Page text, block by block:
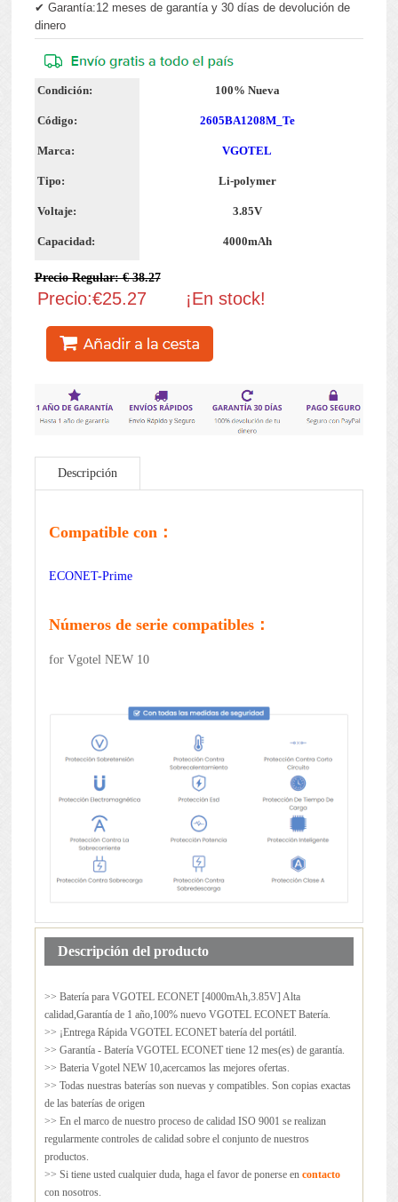
✔ Garantía:12 meses de garantía y 30 días de devolución de
dinero
Condición: 100% Nueva
Código: 2605BA1208M_Te
Marca: VGOTEL
Tipo: Li-polymer
Voltaje: 3.85V
Capacidad: 4000mAh
Precio Regular: € 38.27
Precio:€25.27 ¡En stock!
Descripción
Compatible con：
ECONET-Prime
Números de serie compatibles：
for Vgotel NEW 10
Descripción del producto
>> Batería para VGOTEL ECONET[4000mAh,3.85V] Alta
calidad,Garantía de 1 año,100% nuevo VGOTEL ECONET Batería.
>> ¡Entrega Rápida VGOTEL ECONET batería del portátil.
>> Garantía - Batería VGOTEL ECONET tiene 12 mes(es) de garantía.
>> Bateria Vgotel NEW 10,acercamos las mejores ofertas.
>> Todas nuestras baterías son nuevas y compatibles. Son copias exactas
de las baterías de origen
>> En el marco de nuestro proceso de calidad ISO 9001 se realizan
regularmente controles de calidad sobre el conjunto de nuestros
productos.
>> Si tiene usted cualquier duda, haga el favor de ponerse en contacto
con nosotros.